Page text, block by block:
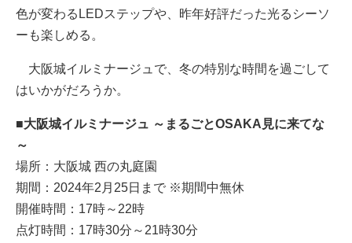
色が変わるLEDステップや、昨年好評だった光るシーソ
ーも楽しめる。
大阪城イルミナージュで、冬の特別な時間を過ごして
はいかがだろうか。
■大阪城イルミナージュ ～まるごとOSAKA見に来てな
～
場所：大阪城 西の丸庭園
期間：2024年2⽉25⽇まで ※期間中無休
開催時間：17時～22時
点灯時間：17時30分～21時30分